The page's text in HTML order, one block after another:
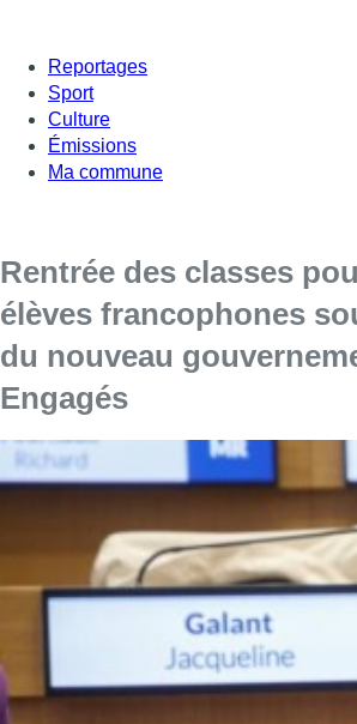
Reportages
Sport
Culture
Émissions
Ma commune
Rentrée des classes
élèves francophones
du nouveau
Engagés